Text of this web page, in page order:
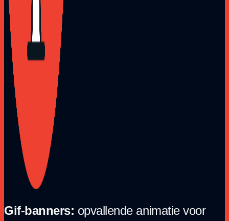
Gif-banners: opvallende animatie voor